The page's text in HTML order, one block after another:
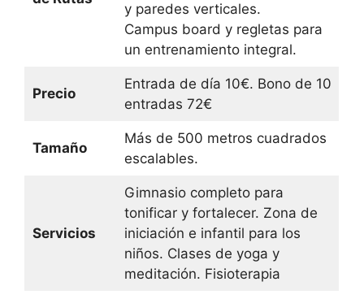
y paredes verticales.
Campus board y regletas para
un entrenamiento integral.
Precio
Entrada de día 10€. Bono de 10
entradas 72€
Tamaño
Más de 500 metros cuadrados
escalables.
Servicios
Gimnasio completo para
tonificar y fortalecer. Zona de
iniciación e infantil para los
niños. Clases de yoga y
meditación. Fisioterapia